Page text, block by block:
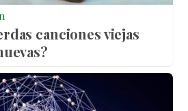
canciones viejas